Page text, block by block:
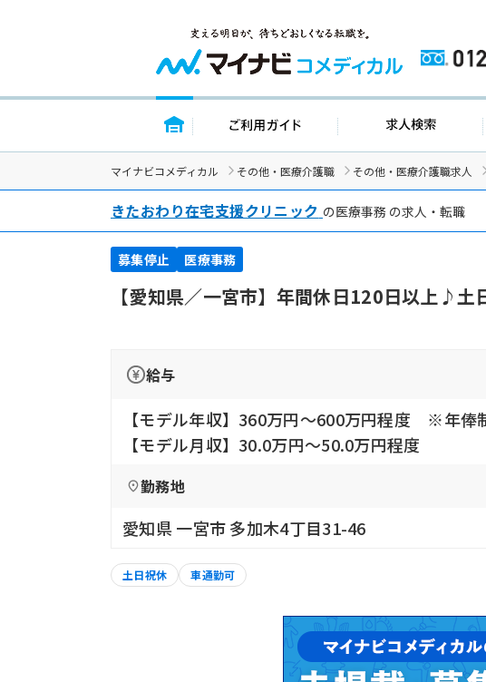
トップページ ご利用ガイド
マイナビコメディカル その他・医療介護職 その他・医療介護職求人
きたおわり在宅支援クリニック の医療事務 の求人・転職
募集停止 医療事務
【愛知県／一宮市】年間休日120日以上♪
給与
【モデル年収】360万円〜600万円程度 ※年俸
【モデル月収】30.0万円〜50.0万円程度
勤務地
愛知県 一宮市 多加木4丁目31-46
土日祝休 車通勤可